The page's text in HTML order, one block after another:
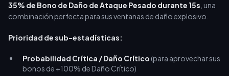
35% de Bono de Daño de Ataque Pesado durante 15s , una
combinación perfecta para sus ventanas de daño explosivo.
Prioridad de sub-estadísticas:
Probabilidad Crítica / Daño Crítico (para aprovechar sus
bonos de +100% de Daño Crítico)